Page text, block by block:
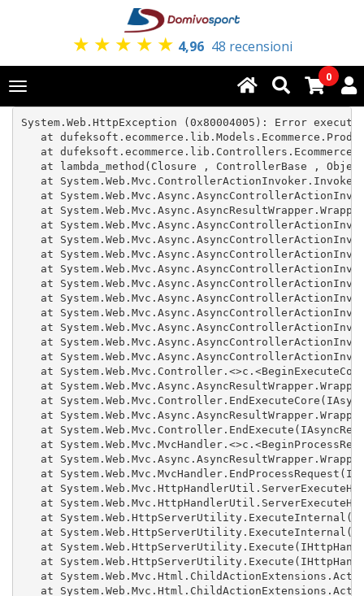
★ ★ ★ ★ ★ 4,96 48 recensioni
Toggle
navigation
0
System.Web.HttpException (0x80004005): Error
at
at
at lambda_method(Closure , ControllerBase ,
at
at
at
at
at
at
at
at
at
at
at
at
at
at
at
at
at
at
at
at
at
at
at
at
at
at
at
at
at